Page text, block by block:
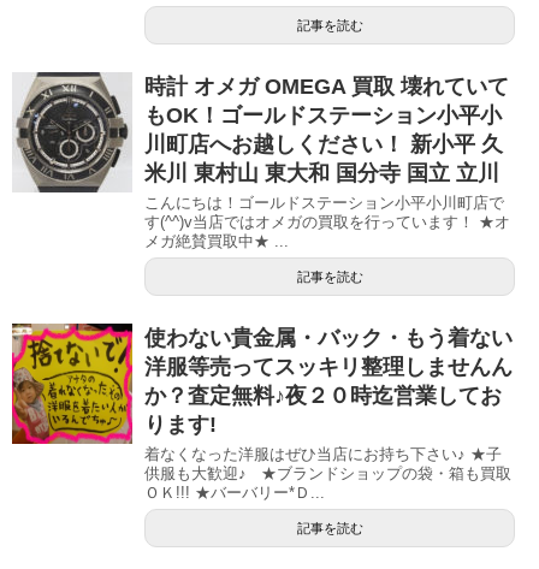
記事を読む
時計 オメガ OMEGA 買取 壊れていて
もOK！ゴールドステーション小平小
川町店へお越しください！ 新小平 久
米川 東村山 東大和 国分寺 国立 立川
こんにちは！ゴールドステーション小平小川町店で
す(^^)v当店ではオメガの買取を行っています！ ★オ
メガ絶賛買取中★ ...
記事を読む
使わない貴金属・バック・もう着ない
洋服等売ってスッキリ整理しませんん
か？査定無料♪夜２０時迄営業してお
ります!
着なくなった洋服はぜひ当店にお持ち下さい♪ ★子
供服も大歓迎♪ ★ブランドショップの袋・箱も買取
ＯＫ!!! ★バーバリー*Ｄ...
記事を読む